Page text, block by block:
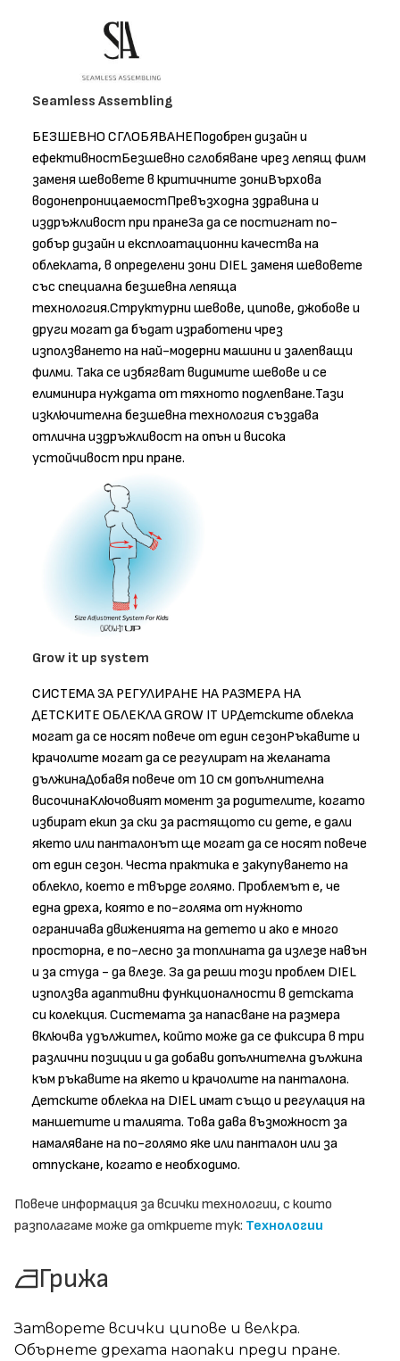
Seamless Assembling
БЕЗШЕВНО СГЛОБЯВАНЕПодобрен дизайн и
ефективностБезшевно сглобяване чрез лепящ филм
заменя шевовете в критичните зониВърхова
водонепроницаемостПревъзходна здравина и
издръжливост при пранеЗа да се постигнат по-
добър дизайн и експлоатационни качества на
облеклата, в определени зони DIEL заменя шевовете
със специална безшевна лепяща
технология.Структурни шевове, ципове, джобове и
други могат да бъдат изработени чрез
използването на най-модерни машини и залепващи
филми. Така се избягват видимите шевове и се
елиминира нуждата от тяхното подлепване.Тази
изключителна безшевна технология създава
отлична издръжливост на опън и висока
устойчивост при пране.
Grow it up system
СИСТЕМА ЗА РЕГУЛИРАНЕ НА РАЗМЕРА НА
ДЕТСКИТЕ ОБЛЕКЛА GROW IT UPДетските облекла
могат да се носят повече от един сезонРъкавите и
крачолите могат да се регулират на желаната
дължинаДобавя повече от 10 см допълнителна
височинаКлючовият момент за родителите, когато
избират екип за ски за растящото си дете, е дали
якето или панталонът ще могат да се носят повече
от един сезон. Честа практика е закупуването на
облекло, което е твърде голямо. Проблемът е, че
една дреха, която е по-голяма от нужното
ограничава движенията на детето и ако е много
просторна, е по-лесно за топлината да излезе навън
и за студа - да влезе. За да реши този проблем DIEL
използва адаптивни функционалности в детската
си колекция. Системата за напасване на размера
включва удължител, който може да се фиксира в три
различни позиции и да добави допълнителна дължина
към ръкавите на якето и крачолите на панталона.
Детските облекла на DIEL имат също и регулация на
маншетите и талията. Това дава възможност за
намаляване на по-голямо яке или панталон или за
отпускане, когато е необходимо.
Повече информация за всички технологии, с които
разполагаме може да откриете тук: Технологии
Грижа
Затворете всички ципове и велкра.
Обърнете дрехата наопаки преди пране.